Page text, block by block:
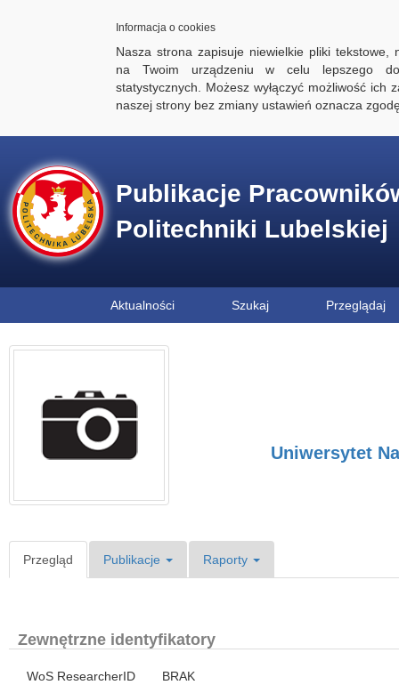
Informacja o cookies
Nasza strona zapisuje niewielkie pliki tekstowe,
na Twoim urządzeniu w celu lepszego
statystycznych. Możesz wyłączyć możliwość ich
naszej strony bez zmiany ustawień oznacza
Publikacje
Politechniki Lubelskiej
Aktualności Szukaj Przeglądaj
Uniwersytet
Przegląd Publikacje Raporty
Zewnętrzne identyfikatory
WoS ResearcherID BRAK